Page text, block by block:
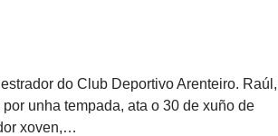
do Club Deportivo Arenteiro. Raúl,
unha tempada, ata o 30 de xuño de
xoven,…